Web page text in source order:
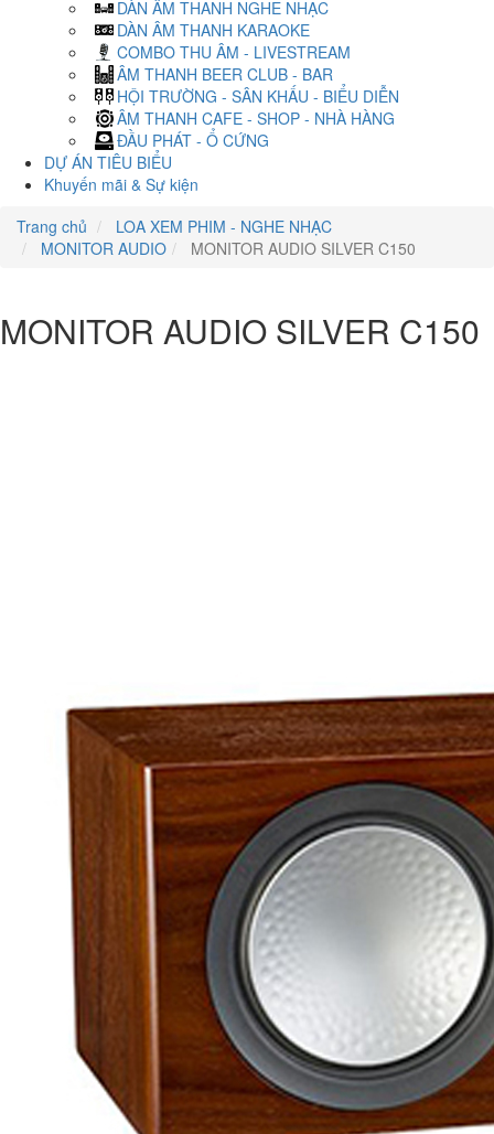
DÀN ÂM THANH NGHE NHẠC
DÀN ÂM THANH KARAOKE
COMBO THU ÂM - LIVESTREAM
ÂM THANH BEER CLUB - BAR
HỘI TRƯỜNG - SÂN KHẤU - BIỂU DIỄN
ÂM THANH CAFE - SHOP - NHÀ HÀNG
ĐẦU PHÁT - Ổ CỨNG
DỰ ÁN TIÊU BIỂU
Khuyến mãi & Sự kiện
Trang chủ
LOA XEM PHIM - NGHE NHẠC
MONITOR AUDIO
MONITOR AUDIO SILVER C150
MONITOR AUDIO SILVER C150